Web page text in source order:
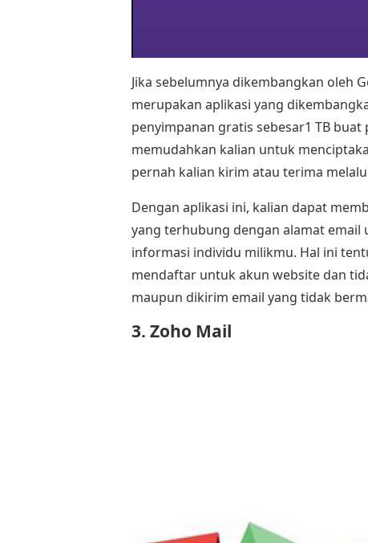
Jika sebelumnya dikembangkan oleh
merupakan aplikasi yang
penyimpanan gratis sebesar1 TB
memudahkan kalian untuk
pernah kalian kirim atau terima
Dengan aplikasi ini, kalian dapat
yang terhubung dengan alamat
informasi individu milikmu. Hal ini
mendaftar untuk akun website dan
maupun dikirim email yang tidak
3. Zoho Mail